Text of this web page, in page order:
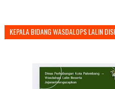
KEPALA BIDANG WASDALOPS LALIN